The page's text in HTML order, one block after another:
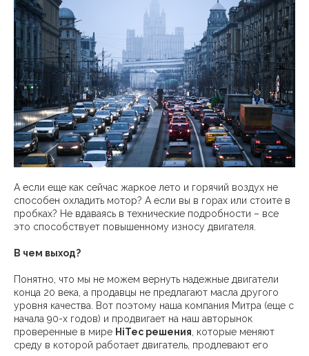
А если еще как сейчас жаркое лето и горячий воздух не
способен охладить мотор? А если вы в горах или стоите в
пробках? Не вдаваясь в технические подробности – все
это способствует повышенному износу двигателя.
В чем выход?
Понятно, что мы не можем вернуть надежные двигатели
конца 20 века, а продавцы не предлагают масла другого
уровня качества. Вот поэтому наша компания Митра (еще с
начала 90-х годов) и продвигает на наш авторынок
проверенные в мире HiTec решения , которые меняют
среду в которой работает двигатель, продлевают его